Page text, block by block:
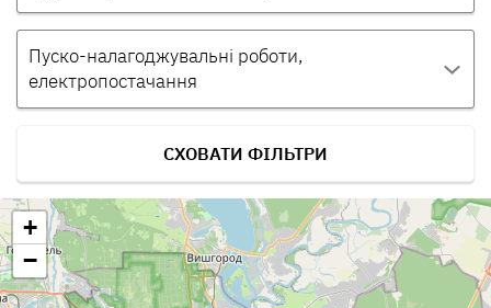
Пуско-налагоджувальні роботи,
електропостачання
СХОВАТИ ФІЛЬТРИ
+
−